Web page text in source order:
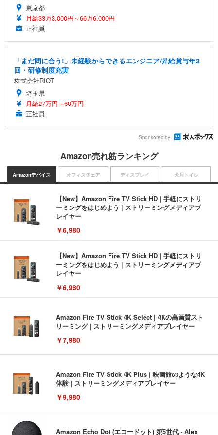
東京都
月給33万3,000円～66万6,000円
正社員
「まだ間に合う!」未経験からできるエンジニア/昇給賞与年2
回・研修制度充実
株式会社RIOT
埼玉県
月給27万円～60万円
正社員
Sponsored by
Amazon売れ筋ランキング
Amazonデバイス
【New】Amazon Fire TV Stick HD | 手軽にストリ
ーミングをはじめよう | ストリーミングメディアプ
レイヤー
￥6,980
【New】Amazon Fire TV Stick HD | 手軽にストリ
ーミングをはじめよう | ストリーミングメディアプ
レイヤー
￥6,980
Amazon Fire TV Stick 4K Select | 4Kの高画質スト
リーミング | ストリーミングメディアプレイヤー
￥7,980
Amazon Fire TV Stick 4K Plus | 映画館のような4K
体験 | ストリーミングメディアプレイヤー
￥9,980
Amazon Echo Dot (エコードット) 第5世代 - Alex
オフィスチェア ディスプレイ 犬用トイレ